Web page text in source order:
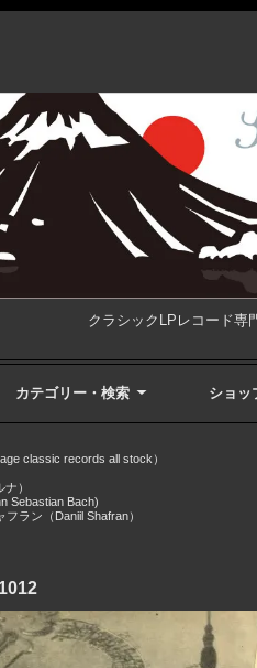
クラシックLPレコード専
カテゴリー・検索 ショッ
classic records all stock）
）
Sebastian Bach)
フラン（Daniil Shafran）